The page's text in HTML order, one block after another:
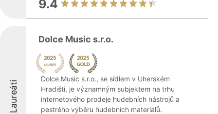
9.4
Laureáti
Dolce Music s.r.o.
Dolce Music s.r.o., se sídlem v Uherském
Hradišti, je významným subjektem na trhu
internetového prodeje hudebních nástrojů a
pestrého výběru hudebních materiálů.